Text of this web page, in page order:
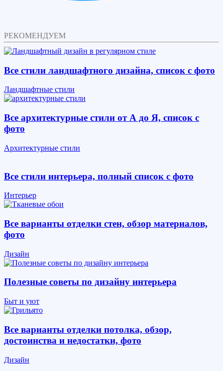
РЕКОМЕНДУЕМ
Все стили ландшафтного дизайна, список с фото
Ландшафтные стили
Все архитектурные стили от А до Я, список с
фото
Архитектурные стили
Все стили интерьера, полный список с фото
Интерьер
Все варианты отделки стен, обзор материалов,
фото
Дизайн
Полезные советы по дизайну интерьера
Быт и уют
Все варианты отделки потолка, обзор,
достоинства и недостатки, фото
Дизайн